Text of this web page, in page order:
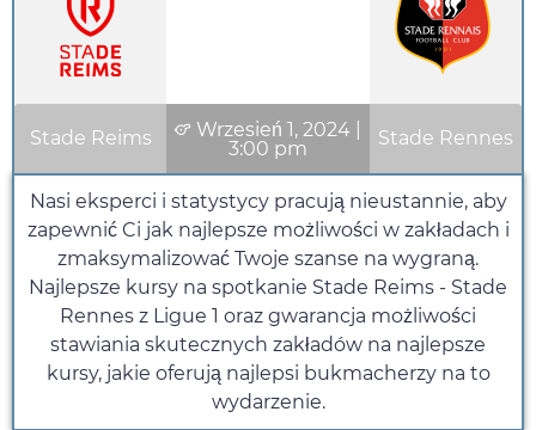
Stade Reims Wrzesień 1, 2024
3:00 pm
Stade Rennes
Nasi eksperci i statystycy pracują nieustannie, aby
zapewnić Ci jak najlepsze możliwości w zakładach i
zmaksymalizować Twoje szanse na wygraną.
Najlepsze kursy na spotkanie Stade Reims - Stade
Rennes z Ligue 1 oraz gwarancja możliwości
stawiania skutecznych zakładów na najlepsze
kursy, jakie oferują najlepsi bukmacherzy na to
wydarzenie.